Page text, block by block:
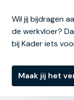
Wil jij bijdragen
de werkvloer?
bij Kader iets
Maak jij het